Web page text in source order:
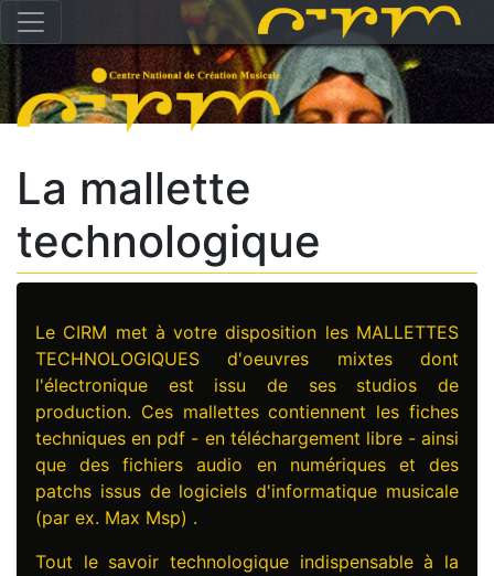
La mallette
technologique
Le CIRM met à votre disposition les MALLETTES
TECHNOLOGIQUES d'oeuvres mixtes dont
l'électronique est issu de ses studios de
production. Ces mallettes contiennent les fiches
techniques en pdf - en téléchargement libre - ainsi
que des fichiers audio en numériques et des
patchs issus de logiciels d'informatique musicale
(par ex. Max Msp) .
Tout le savoir technologique indispensable à la